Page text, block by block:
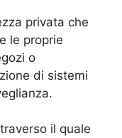
privata che
le proprie
o
di sistemi
il quale